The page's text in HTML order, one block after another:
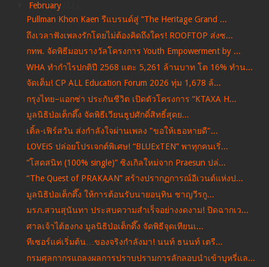
February
Pullman Khon Kaen รีแบรนด์สู่ “The Heritage Grand ...
ถึงเวลาฟังเพลงรักโดยไม่ต้องคิดถึงใคร! ROOFTOP ส่งซ...
กทพ. จัดพิธีมอบรางวัลโครงการ Youth Empowerment by ...
WHA ทำกำไรปกติปี 2568 แตะ 5,261 ล้านบาท โต 16% ทำน...
จัดเต็ม! CP ALL Education Forum 2026 ทุ่ม 1,678 ล้...
กรุงไทย–แอกซ่า ประกันชีวิต เปิดตัวโครงการ “KTAXA H...
มูลนิธิป่อเต็กตึ๊ง จัดพิธีเวียนธูปศักดิ์สิทธิ์สุดย...
เติ้ล-เฟิร์สวัน ส่งกำลังใจผ่านเพลง "ขอให้เธอหายดี"...
LOVEiS ปล่อยโปรเจกต์พิเศษ! “BLUExTEN” พาทุกคนเริ่...
“โสดสนิท (100% single)” ซิงเกิลใหม่จาก Praesun ปล่...
“The Quest of PRAKAAN” สร้างปรากฏการณ์อีเวนต์แห่งป...
มูลนิธิป่อเต็กตึ๊ง ให้การต้อนรับนายอนุทิน ชาญวีรกู...
มรภ.สวนสุนันทา ประสบความสำเร็จอย่างงดงาม! ปิดฉากเว...
ศาลเจ้าไต้ฮงกง มูลนิธิป่อเต็กตึ๊ง จัดพิธีจุดเทียนเ...
ทีเซอร์แค่เริ่มต้น…ของจริงกำลังมา! นนท์ ธนนท์ เตรี...
กรมศุลกากรแถลงผลการปราบปรามการลักลอบนำเข้าบุหรี่แล...